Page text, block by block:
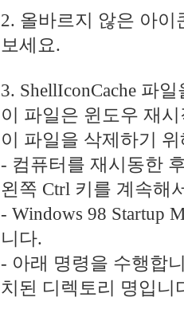
2. 올바르지 않은 아
보세요.
3. ShellIconCache 파
이 파일은 윈도우 재
이 파일을 삭제하기
- 컴퓨터를 재시동한
왼쪽 Ctrl 키를 계속해
- Windows 98 Startup
니다.
- 아래 명령을 수행합
치된 디렉토리 명입니